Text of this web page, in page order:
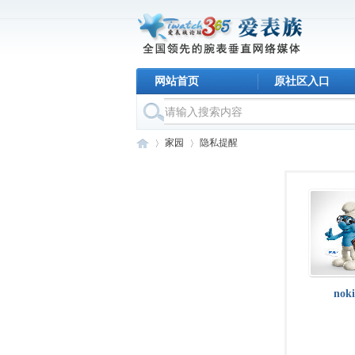
网站首页 原社区入口
家园 隐私提醒